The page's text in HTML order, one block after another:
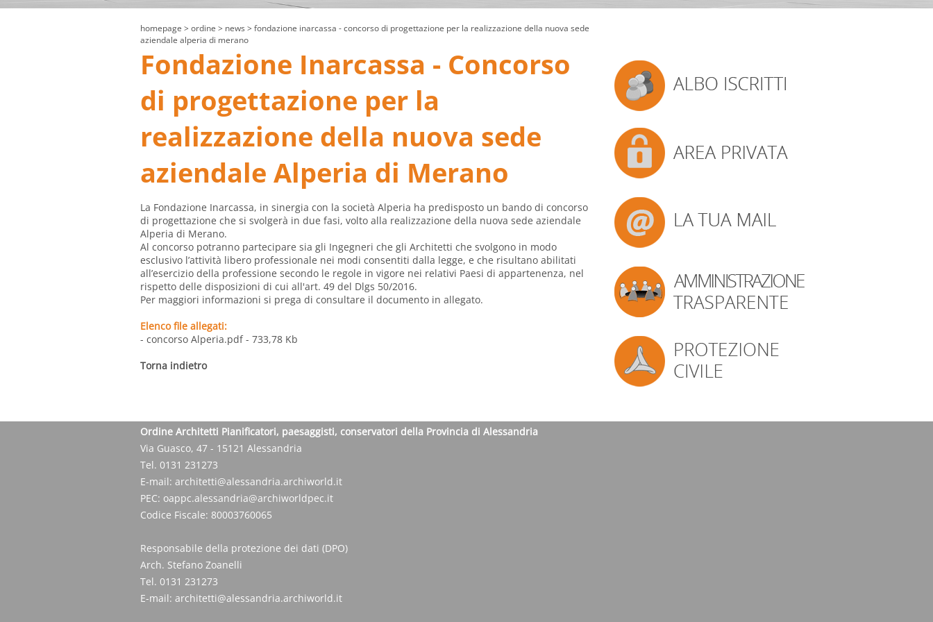
homepage > ordine > news > fondazione inarcassa - concorso di progettazione per la realizzazione della nuova sede
aziendale alperia di merano
Fondazione Inarcassa - Concorso
di progettazione per la
realizzazione della nuova sede
aziendale Alperia di Merano
La Fondazione Inarcassa, in sinergia con la società Alperia ha predisposto un bando di concorso
di progettazione che si svolgerà in due fasi, volto alla realizzazione della nuova sede aziendale
Alperia di Merano.
Al concorso potranno partecipare sia gli Ingegneri che gli Architetti che svolgono in modo
esclusivo l’attività libero professionale nei modi consentiti dalla legge, e che risultano abilitati
all’esercizio della professione secondo le regole in vigore nei relativi Paesi di appartenenza, nel
rispetto delle disposizioni di cui all'art. 49 del Dlgs 50/2016.
Per maggiori informazioni si prega di consultare il documento in allegato.
Elenco file allegati:
- concorso Alperia.pdf- 733,78 Kb
Torna indietro
Ordine Architetti Pianificatori, paesaggisti, conservatori della Provincia di Alessandria
Via Guasco, 47 - 15121 Alessandria
Tel. 0131 231273
E-mail: architetti@alessandria.archiworld.it
PEC: oappc.alessandria@archiworldpec.it
Codice Fiscale: 80003760065
Responsabile della protezione dei dati (DPO)
Arch. Stefano Zoanelli
Tel. 0131 231273
E-mail: architetti@alessandria.archiworld.it